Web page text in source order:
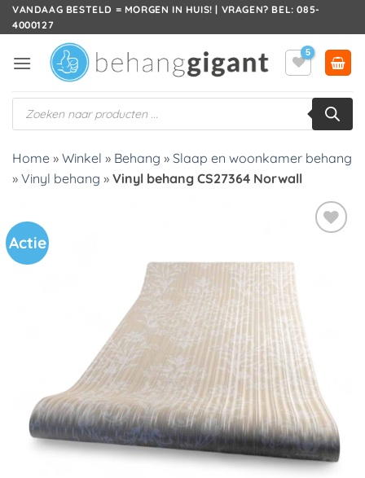
Ga
naar
VANDAAG BESTELD = MORGEN IN HUIS! | VRAGEN? BEL: 085-
4000127
Producten
zoeken
Home » Winkel » Behang » Slaap en woonkamer behang
» Vinyl behang » Vinyl behang CS27364 Norwall
Actie
verlanglijst